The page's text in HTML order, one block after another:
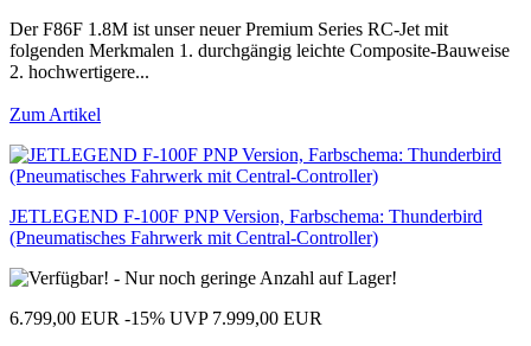
Der F86F 1.8M ist unser neuer Premium Series RC-Jet mit
folgenden Merkmalen 1. durchgängig leichte Composite-Bauweise
2. hochwertigere...
Zum Artikel
JETLEGEND F-100F PNP Version, Farbschema: Thunderbird
(Pneumatisches Fahrwerk mit Central-Controller)
6.799,00 EUR -15% UVP 7.999,00 EUR